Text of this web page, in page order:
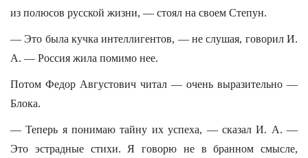
из полюсов русской жизни, — стоял на своем Степун.
— Это была кучка интеллигентов, — не слушая, говорил И.
А. — Россия жила помимо нее.
Потом Федор Августович читал — очень выразительно —
Блока.
— Теперь я понимаю тайну их успеха, — сказал И. А. —
Это эстрадные стихи. Я говорю не в бранном смысле,